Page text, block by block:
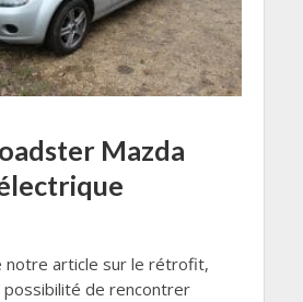
Mazda
notre article sur le rétrofit,
possibilité de rencontrer